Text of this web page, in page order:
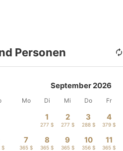
Personen
$
September 2026
Mo Di Mi Do Fr
1
277 $
2
277 $
3
288 $
4
379 $
7
365 $
8
365 $
9
365 $
10
356 $
11
365 $